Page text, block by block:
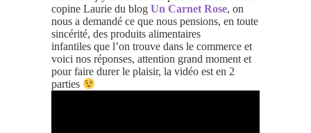
copine Laurie du blog Un Carnet Rose, on
nous a demandé ce que nous pensions, en toute
sincérité, des produits alimentaires
infantiles que l’on trouve dans le commerce et
voici nos réponses, attention grand moment et
pour faire durer le plaisir, la vidéo est en 2
parties